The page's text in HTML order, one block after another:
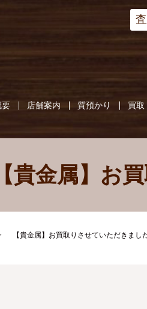
要 店舗案内 質預かり 買取
【貴金属】お
【貴金属】お買取りさせていただきまし